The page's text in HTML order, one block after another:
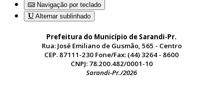
Navigação por teclado
Alternar sublinhado
Prefeitura do Município de Sarandi-Pr.
Rua: José Emiliano de Gusmão, 565 - Centro
CEP. 87111-230 Fone/Fax: (44) 3264 - 8600
CNPJ: 78.200.482/0001-10
Sarandi-Pr./2026